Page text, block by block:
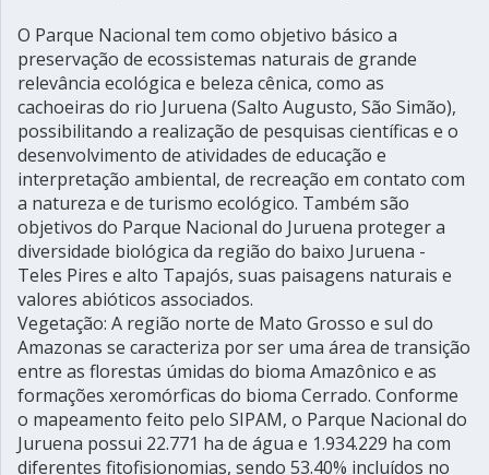
O Parque Nacional tem como objetivo básico a
preservação de ecossistemas naturais de grande
relevância ecológica e beleza cênica, como as
cachoeiras do rio Juruena (Salto Augusto, São Simão),
possibilitando a realização de pesquisas científicas e o
desenvolvimento de atividades de educação e
interpretação ambiental, de recreação em contato com
a natureza e de turismo ecológico. Também são
objetivos do Parque Nacional do Juruena proteger a
diversidade biológica da região do baixo Juruena -
Teles Pires e alto Tapajós, suas paisagens naturais e
valores abióticos associados.
Vegetação: A região norte de Mato Grosso e sul do
Amazonas se caracteriza por ser uma área de transição
entre as florestas úmidas do bioma Amazônico e as
formações xeromórficas do bioma Cerrado. Conforme
o mapeamento feito pelo SIPAM, o Parque Nacional do
Juruena possui 22.771 ha de água e 1.934.229 ha com
diferentes fitofisionomias, sendo 53.40% incluídos no